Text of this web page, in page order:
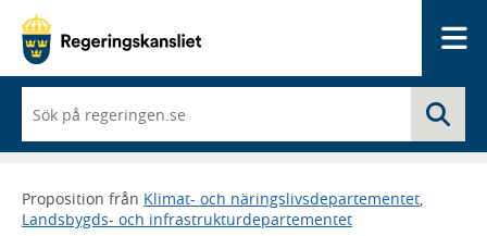
du
börjar
skriva
framträder
en
Proposition från Klimat- och näringslivsdepartementet,
Landsbygds- och infrastrukturdepartementet